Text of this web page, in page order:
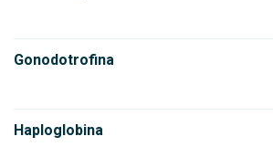
Gonodotrofina
Haploglobina